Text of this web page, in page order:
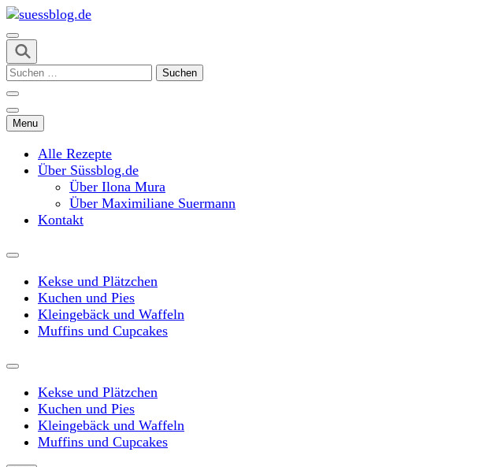
Skip
to
content
(Press
Enter)
suessblog.de
Suchen
Menu
Alle Rezepte
Über Süssblog.de
Über Ilona Mura
Über Maximiliane Suermann
Kontakt
Kekse und Plätzchen
Kuchen und Pies
Kleingebäck und Waffeln
Muffins und Cupcakes
Kekse und Plätzchen
Kuchen und Pies
Kleingebäck und Waffeln
Muffins und Cupcakes